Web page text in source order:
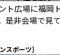
ト広場に福岡
是非会場で見
スポーツ］